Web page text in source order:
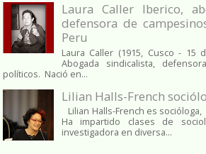
Laura Caller Iberico,
defensora de
Peru
Laura Caller (1915, Cusco - 15
Abogada sindicalista,
políticos. Nació en...
Lilian Halls-French
Lilian Halls-French es
Ha impartido clases de
investigadora en diversa...